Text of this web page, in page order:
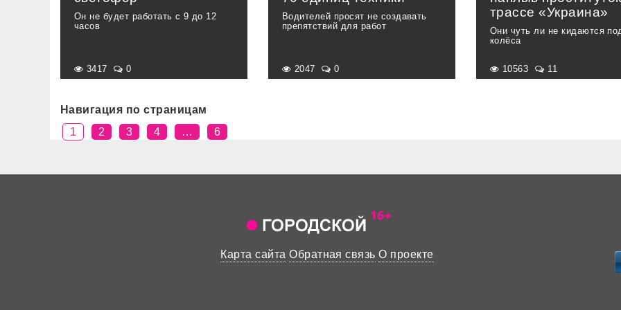
Он не будет работать с 9 до 12
часов
3417 0
Водителей просят не создавать
препятствий для работ
2047 0
трассе «Украина»
Они чуть ли не кидаются
колёса
10563 11
Навигация по страницам
1
2 3 4 … 6
Карта сайта Обратная связь О проекте